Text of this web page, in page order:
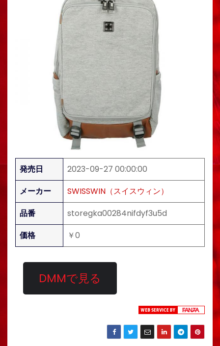
発売日
2023-09-27 00:00:00
メーカー
SWISSWIN（スイスウィン）
品番
storegka00284nifdyf3u5d
価格
￥0
DMMで見る